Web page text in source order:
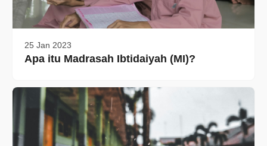
25 Jan 2023
Apa itu Madrasah Ibtidaiyah (MI)?